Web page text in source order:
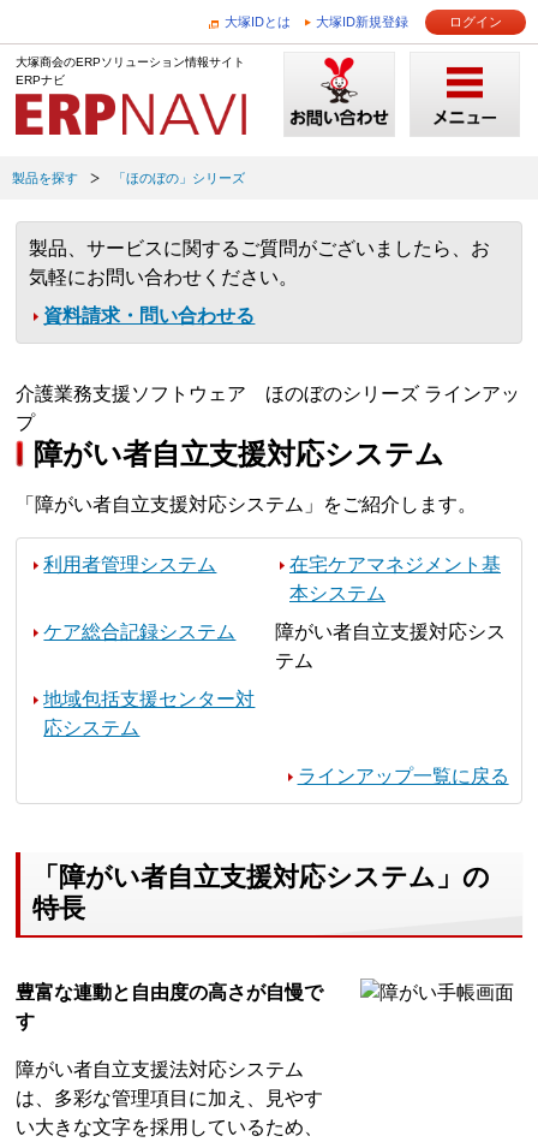
大塚IDとは 大塚ID新規登録 ログイン
大塚商会のERPソリューション情報サイト
ERPナビ
製品を探す 「ほのぼの」シリーズ
製品、サービスに関するご質問がございましたら、お
気軽にお問い合わせください。
資料請求・問い合わせる
介護業務支援ソフトウェア ほのぼのシリーズ ラインアッ
プ
障がい者自立支援対応システム
「障がい者自立支援対応システム」をご紹介します。
利用者管理システム
在宅ケアマネジメント基
本システム
ケア総合記録システム
障がい者自立支援対応シス
テム
地域包括支援センター対
応システム
ラインアップ一覧に戻る
「障がい者自立支援対応システム」の
特長
豊富な連動と自由度の高さが自慢で
す
障がい者自立支援法対応システム
は、多彩な管理項目に加え、見やす
い大きな文字を採用しているため、